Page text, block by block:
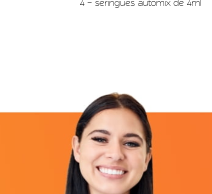
4 – seringues automix de 4ml